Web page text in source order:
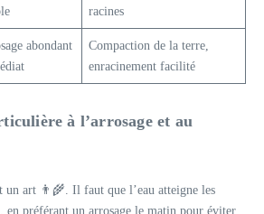
racines
abondant
Compaction de la terre,
enracinement facilité
à l’arrosage et au
un art 👨‍🌾. Il faut que l’eau atteigne les
en préférant un arrosage le matin pour éviter